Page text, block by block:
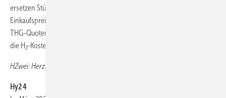
ersetzen Stück für Stück alte Lieferverträge durch neue. Hier ist der
Einkaufspreis teilweise (noch) eine große Herausforderung. Mit dem
THG-Quotenhandel wird aber das richtige Werkzeug angesetzt, um
die H2-Kosten zu senken.
HZwei: Herzlichen Dank für das Interview.
Hy24